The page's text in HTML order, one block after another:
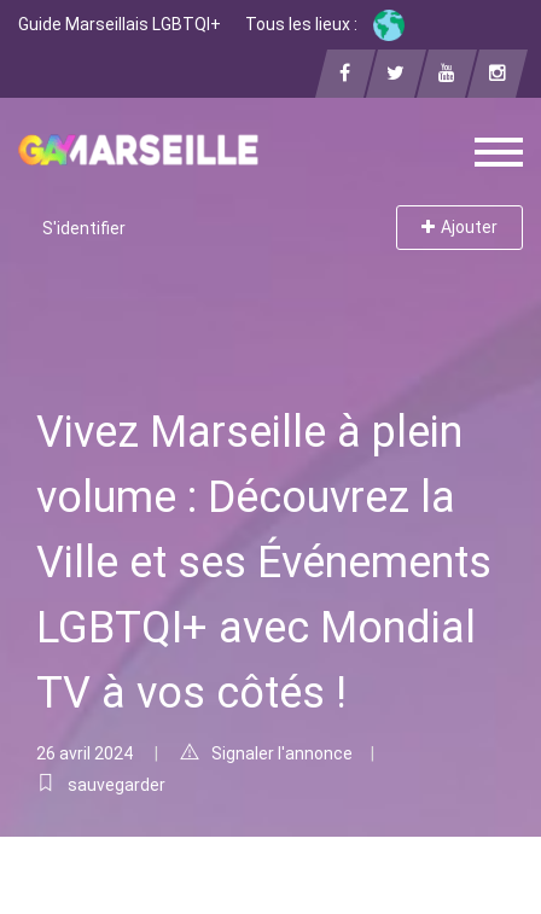
Guide Marseillais LGBTQI+ Tous les lieux :
S'identifier Ajouter
Vivez Marseille à plein
volume : Découvrez la
Ville et ses Événements
LGBTQI+ avec Mondial
TV à vos côtés !
26 avril 2024
Signaler l'annonce
sauvegarder